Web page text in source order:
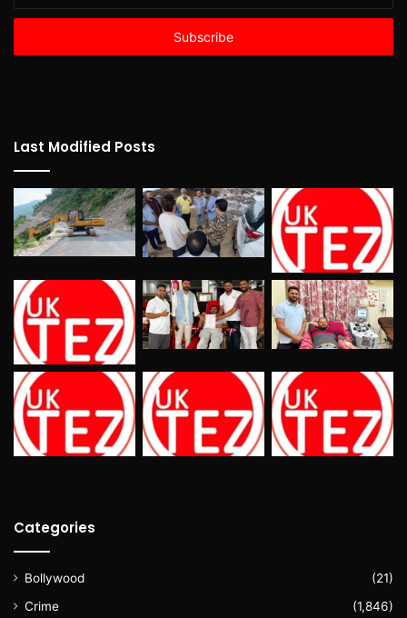
Email
Last Modified Posts
Categories
Bollywood
(21)
Crime
(1,846)